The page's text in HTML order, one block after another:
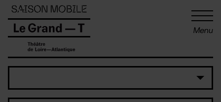
Menu
Panneau de gestion des cookies